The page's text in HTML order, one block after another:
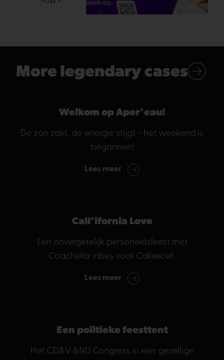
More legendary cases
Welkom op Aper'eau!
De zon zakt, de energie stijgt - het weekend is
begonnen!
Lees meer
Call’ifornia Love
Een onvergetelijk personeelsfeest met
Coachella vibes voor Callexcell.
Lees meer
Een politieke feesttent
Het CD&V &NU Congress in een gezellige